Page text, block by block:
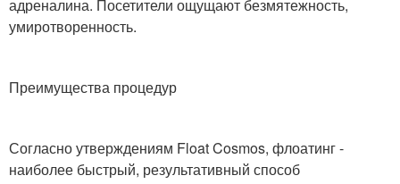
адреналина. Посетители ощущают безмятежность,
умиротворенность.
Преимущества процедур
Согласно утверждениям Float Cosmos, флоатинг -
наиболее быстрый, результативный способ